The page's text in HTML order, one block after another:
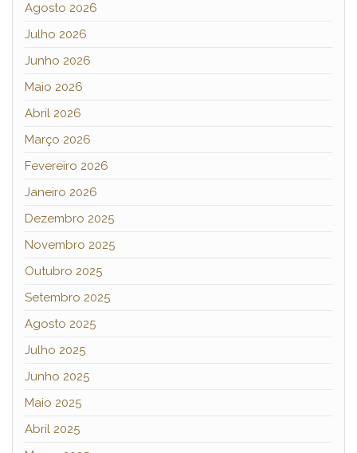
Agosto 2026
Julho 2026
Junho 2026
Maio 2026
Abril 2026
Março 2026
Fevereiro 2026
Janeiro 2026
Dezembro 2025
Novembro 2025
Outubro 2025
Setembro 2025
Agosto 2025
Julho 2025
Junho 2025
Maio 2025
Abril 2025